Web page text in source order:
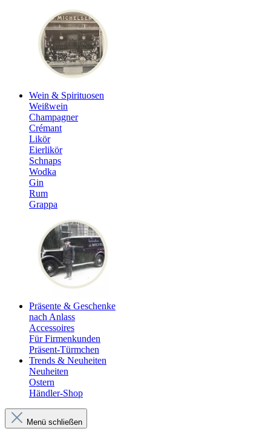
Wein & Spirituosen
Weißwein
Champagner
Crémant
Likör
Eierlikör
Schnaps
Wodka
Gin
Rum
Grappa
Präsente & Geschenke
nach Anlass
Accessoires
Für Firmenkunden
Präsent-Türmchen
Trends & Neuheiten
Neuheiten
Ostern
Händler-Shop
Menü schließen